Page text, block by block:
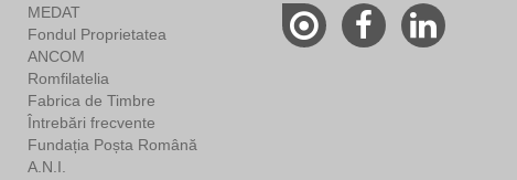
MEDAT
Fondul Proprietatea
ANCOM
Romfilatelia
Fabrica de Timbre
Întrebări frecvente
Fundația Poșta Română
A.N.I.